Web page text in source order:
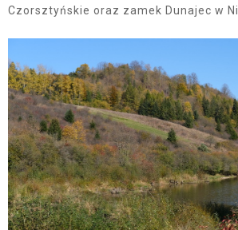
Czorsztyńskie oraz zamek Dunajec w